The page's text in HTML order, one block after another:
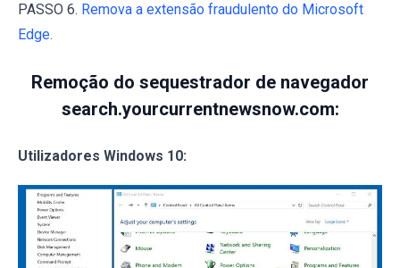
PASSO 6. Remova a extensão fraudulento do Microsoft
Edge.
Remoção do sequestrador de navegador
search.yourcurrentnewsnow.com:
Utilizadores Windows 10: